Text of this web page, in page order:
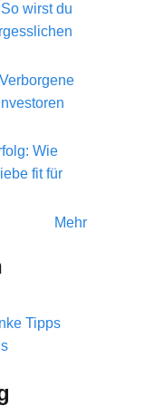
wirst du
Wie
fit für
Mehr
Tipps